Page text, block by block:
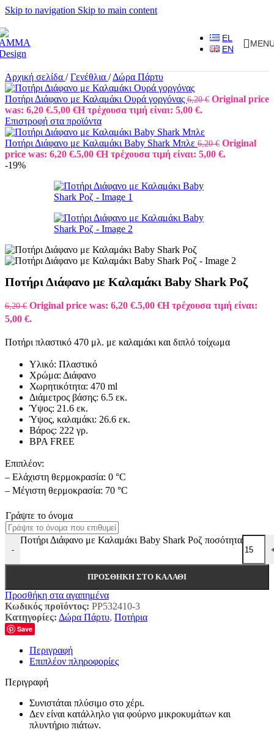
Skip to navigation Skip to main content
EL
EN
Αρχική σελίδα / Γενέθλια / Δώρα Πάρτυ
Ποτήρι Διάφανο με Καλαμάκι Ουρά γοργόνας 6,20€ Original price
was: 6,20 €.5,00 €Η τρέχουσα τιμή είναι: 5,00 €.
Επιστροφή στα προϊόντα
Ποτήρι Διάφανο με Καλαμάκι Baby Shark Μπλε 6,20€ Original
price was: 6,20 €.5,00 €Η τρέχουσα τιμή είναι: 5,00 €.
-19%
Ποτήρι Διάφανο με Καλαμάκι Baby Shark Ροζ
6,20€ Original price was: 6,20 €.5,00 €Η τρέχουσα τιμή είναι:
5,00 €.
Ποτήρι πλαστικό 470 μλ. με καλαμάκι και διπλό τοίχωμα
Υλικό: Πλαστικό
Χρώμα: Διάφανο
Χωρητικότητα: 470 ml
Διάμετρος βάσης: 6.5 εκ.
Ύψος: 21.6 εκ.
Ύψος, καλαμάκι: 26.6 εκ.
Βάρος: 222 γρ.
BPA FREE
Επιπλέον:
– Ελάχιστη θερμοκρασία: 0 °C
– Μέγιστη θερμοκρασία: 70 °C
Γράψτε το όνομα
-
Ποτήρι Διάφανο με Καλαμάκι Baby Shark Ροζ ποσότητα
ΠΡΟΣΘΉΚΗ ΣΤΟ ΚΑΛΆΘΙ
Προσθήκη στα αγαπημένα
Κωδικός προϊόντος: PP532410-3
Κατηγορίες: Δώρα Πάρτυ, Ποτήρια
Save
Περιγραφή
Επιπλέον πληροφορίες
Περιγραφή
Συνιστάται πλύσιμο στο χέρι.
Δεν είναι κατάλληλο για φούρνο μικροκυμάτων και
πλυντήριο πιάτων.